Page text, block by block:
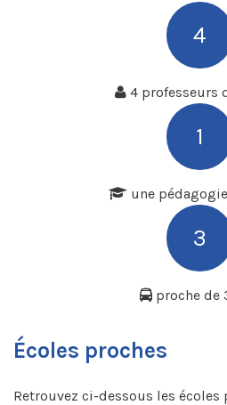
4
4 professeurs
1
une
3
proche de
Écoles proches
Retrouvez ci-dessous les écoles